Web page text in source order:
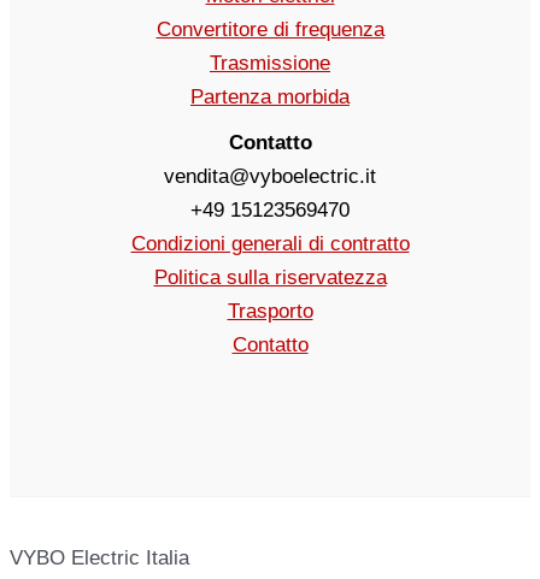
Convertitore di frequenza
Trasmissione
Partenza morbida
Contatto
vendita@vyboelectric.it
+49 15123569470
Condizioni generali di contratto
Politica sulla riservatezza
Trasporto
Contatto
VYBO Electric Italia